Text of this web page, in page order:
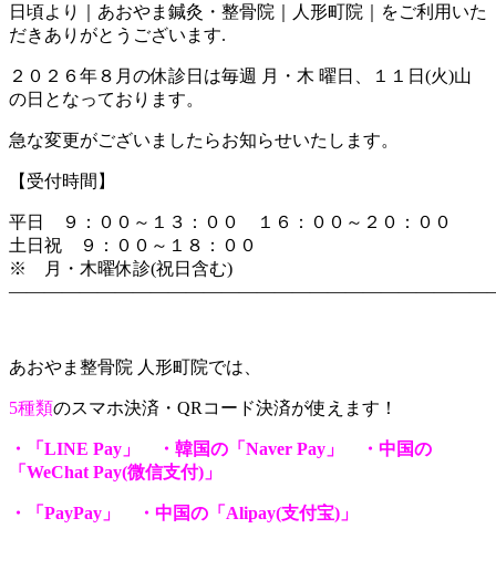
日頃より｜あおやま鍼灸・整骨院｜人形町院｜をご利用いた
だきありがとうございます.
２０２６年８月の休診日は毎週 月・木 曜日、１１日(火)山
の日となっております。
急な変更がございましたらお知らせいたします。
【受付時間】
平日 ９：００～１３：００ １６：００～２０：００
土日祝 ９：００～１８：００
※ 月・木曜休診(祝日含む)
あおやま整骨院 人形町院では、
5種類のスマホ決済・QRコード決済が使えます！
・「LINE Pay」 ・韓国の「Naver Pay」 ・中国の
「WeChat Pay(微信支付)」
・「PayPay」 ・中国の「Alipay(支付宝)」